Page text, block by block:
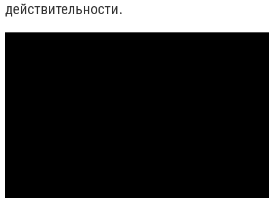
действительности.